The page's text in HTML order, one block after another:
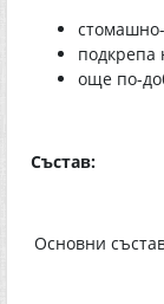
подкрепа
още по-
Състав:
Основни